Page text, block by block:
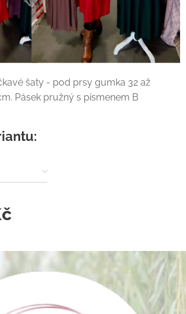
šaty - pod prsy gumka 32 až
Pásek pružný s písmenem B